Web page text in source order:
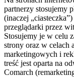
partnerzy stosujemy
(inaczej
przeglądarki przez
Stosujemy je w celu
strony oraz w celach
marketingowych i
treść jest oparta na
Comarch